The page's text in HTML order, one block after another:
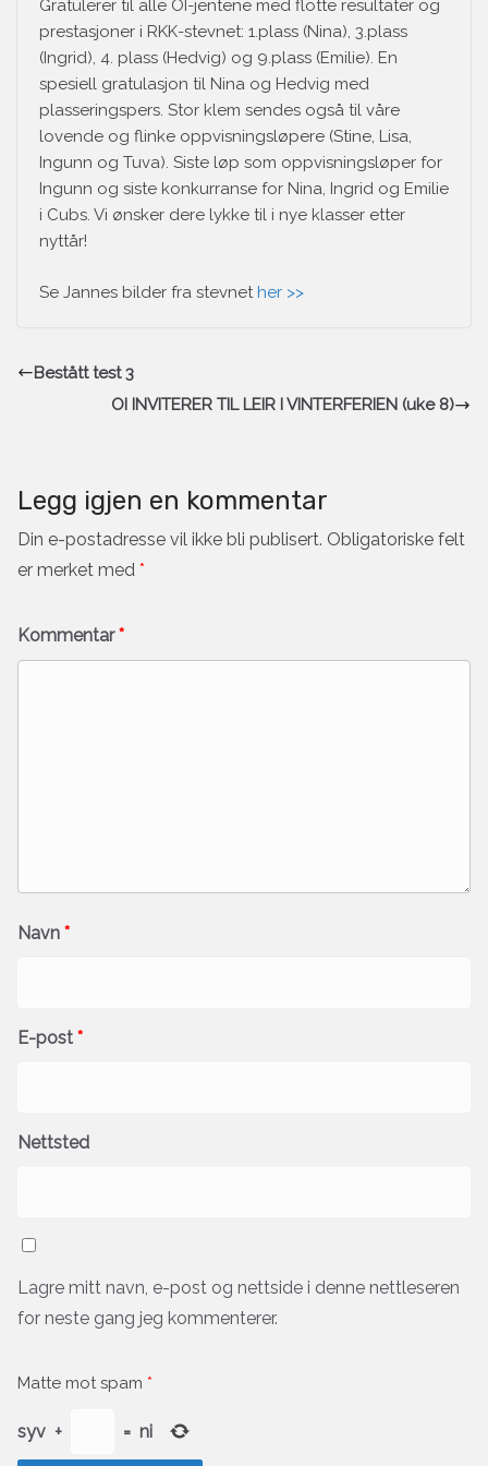
Gratulerer til alle OI-jentene med flotte resultater og
prestasjoner i RKK-stevnet: 1.plass (Nina), 3.plass
(Ingrid), 4. plass (Hedvig) og 9.plass (Emilie). En
spesiell gratulasjon til Nina og Hedvig med
plasseringspers. Stor klem sendes også til våre
lovende og flinke oppvisningsløpere (Stine, Lisa,
Ingunn og Tuva). Siste løp som oppvisningsløper for
Ingunn og siste konkurranse for Nina, Ingrid og Emilie
i Cubs. Vi ønsker dere lykke til i nye klasser etter
nyttår!
Se Jannes bilder fra stevnet her >>
Bestått test 3
OI INVITERER TIL LEIR I VINTERFERIEN (uke 8)
Legg igjen en kommentar
Din e-postadresse vil ikke bli publisert. Obligatoriske felt
er merket med *
Kommentar*
Navn *
E-post *
Nettsted
Lagre mitt navn, e-post og nettside i denne nettleseren
for neste gang jeg kommenterer.
Matte mot spam *
syv + = ni